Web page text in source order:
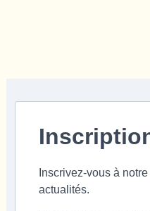
Inscrivez-vous à
actualités.